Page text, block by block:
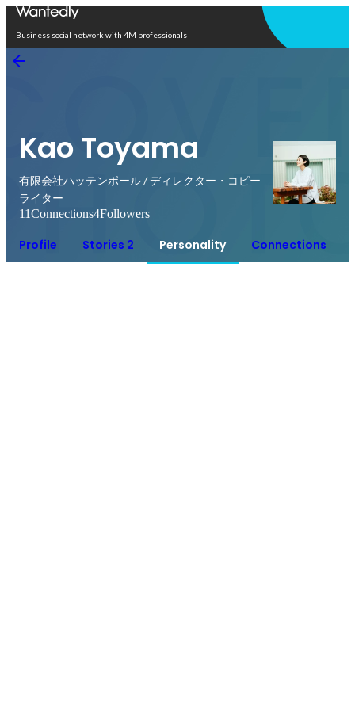
Business social network with 4M professionals
Kao Toyama
有限会社ハッテンボール / ディレクター・コピー
ライター
11Connections4Followers
Profile Stories 2 Personality Connections